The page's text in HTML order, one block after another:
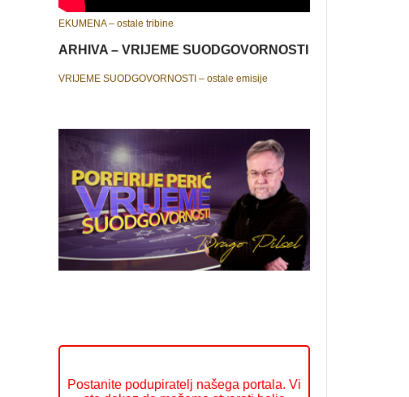
EKUMENA – ostale tribine
ARHIVA – VRIJEME SUODGOVORNOSTI
VRIJEME SUODGOVORNOSTI – ostale emisije
Postanite podupiratelj našega portala. Vi